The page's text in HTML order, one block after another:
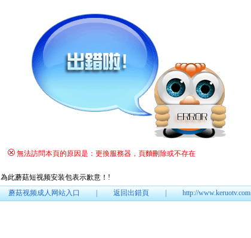
無法訪問本頁的原因是：更換服務器，頁麵刪除或不存在
為此蘑菇短视频安装包表示歉意！ !
蘑菇视频成人网站入口|返回出錯頁|http://www.keruotv.com